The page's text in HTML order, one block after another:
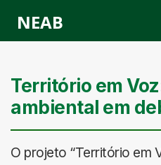
NEAB
Território em
ambiental em
O projeto “Território em